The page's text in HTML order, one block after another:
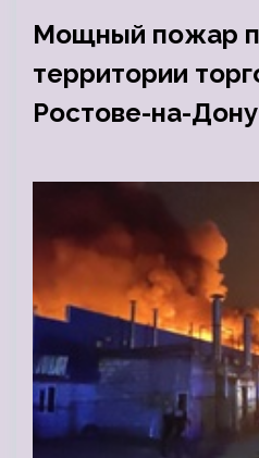
Мощный пожар
территории
Ростове-на-Дону